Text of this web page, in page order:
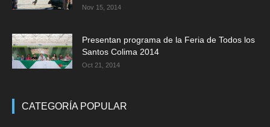
Nov 15, 2014
Presentan programa de la Feria de Todos los
Santos Colima 2014
Oct 21, 2014
CATEGORÍA POPULAR